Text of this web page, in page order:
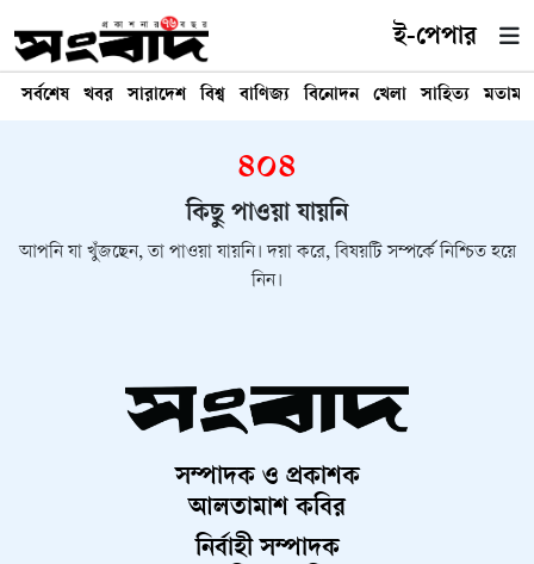
ই-পেপার
সর্বশেষ খবর সারাদেশ বিশ্ব বাণিজ্য বিনোদন খেলা সাহিত্য মতামত
৪০৪
কিছু পাওয়া যায়নি
আপনি যা খুঁজছেন, তা পাওয়া যায়নি। দয়া করে, বিষয়টি সম্পর্কে নিশ্চিত হয়ে
নিন।
সম্পাদক ও প্রকাশক
আলতামাশ কবির
নির্বাহী সম্পাদক